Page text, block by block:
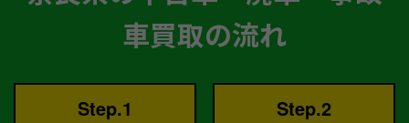
車買取の流れ
Step.1 Step.2